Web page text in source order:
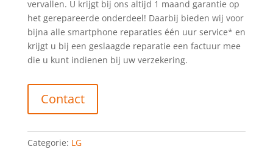
vervallen. U krijgt bij ons altijd 1 maand garantie op
het gerepareerde onderdeel! Daarbij bieden wij voor
bijna alle smartphone reparaties één uur service* en
krijgt u bij een geslaagde reparatie een factuur mee
die u kunt indienen bij uw verzekering.
Contact
Categorie: LG